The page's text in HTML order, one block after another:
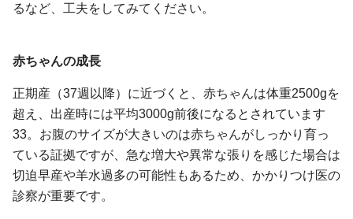
るなど、工夫をしてみてください。
赤ちゃんの成長
正期産（37週以降）に近づくと、赤ちゃんは体重2500gを
超え、出産時には平均3000g前後になるとされています
33。お腹のサイズが大きいのは赤ちゃんがしっかり育っ
ている証拠ですが、急な増大や異常な張りを感じた場合は
切迫早産や羊水過多の可能性もあるため、かかりつけ医の
診察が重要です。